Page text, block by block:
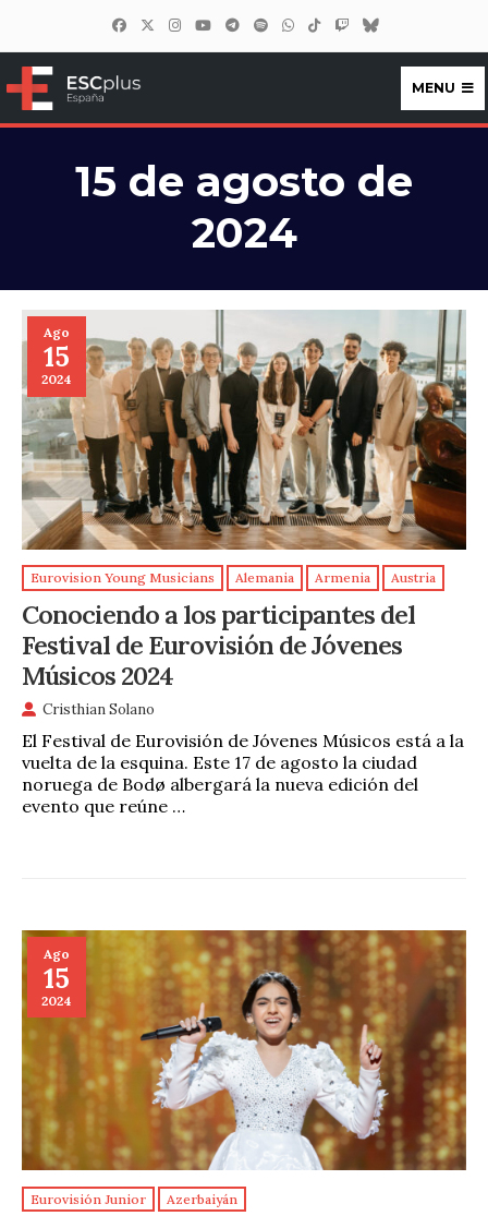
ESCplus España
MENU
15 de agosto de
2024
Ago
15
2024
Eurovision Young Musicians Alemania Armenia Austria
Conociendo a los participantes del
Festival de Eurovisión de Jóvenes
Músicos 2024
Cristhian Solano
El Festival de Eurovisión de Jóvenes Músicos está a la
vuelta de la esquina. Este 17 de agosto la ciudad
noruega de Bodø albergará la nueva edición del
evento que reúne …
Ago
15
2024
Eurovisión Junior Azerbaiyán